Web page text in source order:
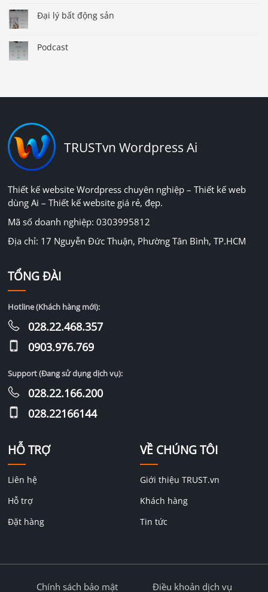
Đại lý bất động sản
Podcast
TRUSTvn Wordpress Ai
Thiết kế website Wordpress chuyên nghiệp – Thiết kế web
dùng Ai – Thiết kế website giá rẻ, đẹp.
Mã số doanh nghiệp: 0303995812
Địa chỉ: 17 Nguyễn Đức Thuận, Phường Tân Bình, TP.HCM
HỖ TRỢ
Liên hệ
Hỗ trợ
Đặt hàng
VỀ CHÚNG TÔI
Giới thiệu TRUST.vn
Khách hàng
Tin tức
TỔNG ĐÀI
Hotline (Khách hàng mới):
028.22.468.357
0903.976.769
Support (Đang sử dụng dịch vụ):
028.22.166.200
028.22166144
Chính sách bảo mật Điều khoản dịch vụ